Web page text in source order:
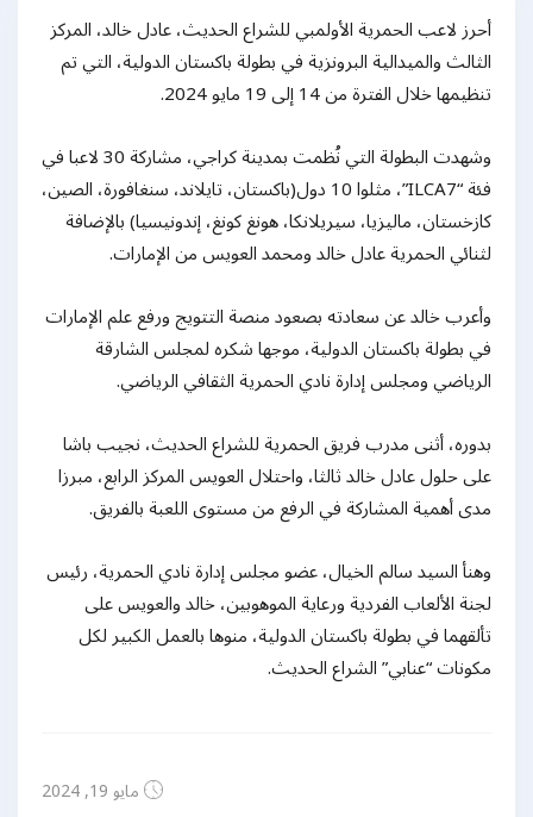
أحرز لاعب الحمرية الأولمبي للشراع الحديث، عادل خالد، المركز
الثالث والميدالية البرونزية في بطولة باكستان الدولية، التي تم
تنظيمها خلال الفترة من 14 إلى 19 مايو 2024.
وشهدت البطولة التي نُظمت بمدينة كراجي، مشاركة 30 لاعبا في
فئة “ILCA7”، مثلوا 10 دول(باكستان، تايلاند، سنغافورة، الصين،
كازخستان، ماليزيا، سيريلانكا، هونغ كونغ، إندونيسيا) بالإضافة
لثنائي الحمرية عادل خالد ومحمد العويس من الإمارات.
وأعرب خالد عن سعادته بصعود منصة التتويج ورفع علم الإمارات
في بطولة باكستان الدولية، موجها شكره لمجلس الشارقة
الرياضي ومجلس إدارة نادي الحمرية الثقافي الرياضي.
بدوره، أثنى مدرب فريق الحمرية للشراع الحديث، نجيب باشا
على حلول عادل خالد ثالثا، واحتلال العويس المركز الرابع، مبرزا
مدى أهمية المشاركة في الرفع من مستوى اللعبة بالفريق.
وهنأ السيد سالم الخيال، عضو مجلس إدارة نادي الحمرية، رئيس
لجنة الألعاب الفردية ورعاية الموهوبين، خالد والعويس على
تألقهما في بطولة باكستان الدولية، منوها بالعمل الكبير لكل
مكونات “عنابي” الشراع الحديث.
مايو 19, 2024